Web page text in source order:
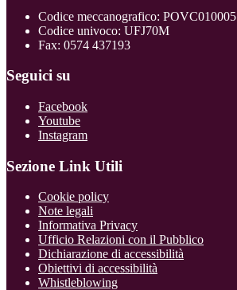
Codice meccanografico: POVC010005
Codice univoco: UFJ70M
Fax: 0574 437193
Seguici su
Facebook
Youtube
Instagram
Sezione Link Utili
Cookie policy
Note legali
Informativa Privacy
Ufficio Relazioni con il Pubblico
Dichiarazione di accessibilità
Obiettivi di accessibilità
Whistleblowing